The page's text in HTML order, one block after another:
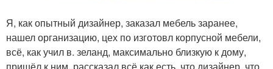
Я, как опытный дизайнер, заказал мебель заранее,
нашел организацию, цех по изготовл корпусной мебели,
всё, как учил в. зеланд, максимально близкую к дому,